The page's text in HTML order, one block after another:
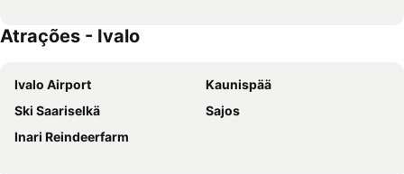
Atrações - Ivalo
Ivalo Airport
Kaunispää
Ski Saariselkä
Sajos
Inari Reindeerfarm